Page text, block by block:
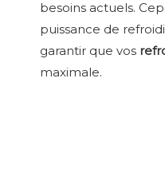
besoins actuels.
puissance de
garantir que vos
maximale.